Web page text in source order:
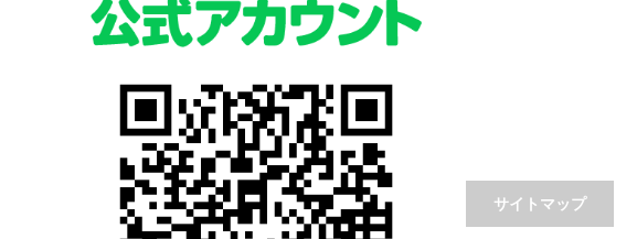
サイトマップ